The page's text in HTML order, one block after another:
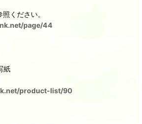
ください。
page/44
紙
product-list/90